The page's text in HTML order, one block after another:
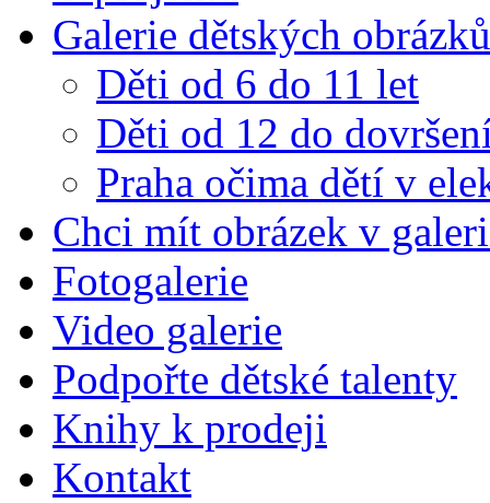
Galerie dětských obrázků
Děti od 6 do 11 let
Děti od 12 do
Praha očima dětí v
Chci mít obrázek v
Fotogalerie
Video galerie
Podpořte dětské talenty
Knihy k prodeji
Kontakt